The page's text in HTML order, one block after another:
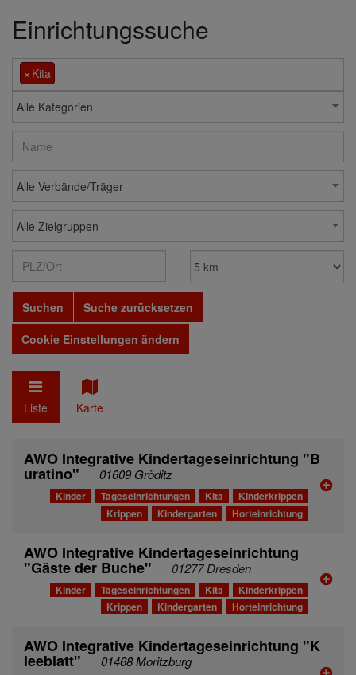
Einrichtungssuche
× Kita
Alle Kategorien
Alle Verbände/Träger
Alle Zielgruppen
Suchen
Suche zurücksetzen
Cookie Einstellungen ändern
Liste Karte
AWO Integrative Kindertageseinrichtung "B
uratino" 01609 Gröditz
Kinder Tageseinrichtungen Kita
Kinderkrippen
Krippen
Kindergarten Horteinrichtung
AWO Integrative Kindertageseinrichtung
"Gäste der Buche" 01277 Dresden
Kinder Tageseinrichtungen Kita
Kinderkrippen
Krippen
Kindergarten Horteinrichtung
AWO Integrative Kindertageseinrichtung "K
leeblatt" 01468 Moritzburg